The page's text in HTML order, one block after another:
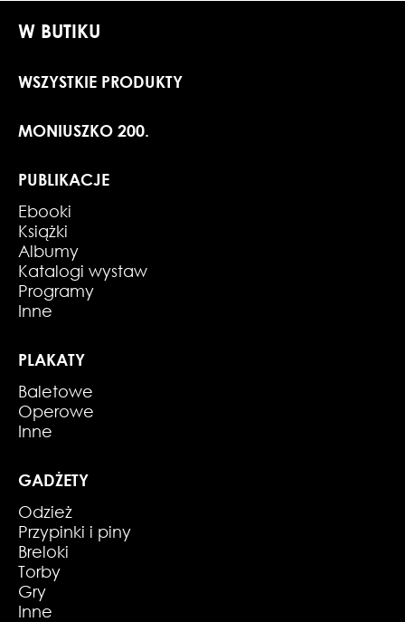
W BUTIKU
WSZYSTKIE PRODUKTY
MONIUSZKO 200.
PUBLIKACJE
Ebooki
Książki
Albumy
Katalogi wystaw
Programy
Inne
PLAKATY
Baletowe
Operowe
Inne
GADŻETY
Odzież
Przypinki i piny
Breloki
Torby
Gry
Inne